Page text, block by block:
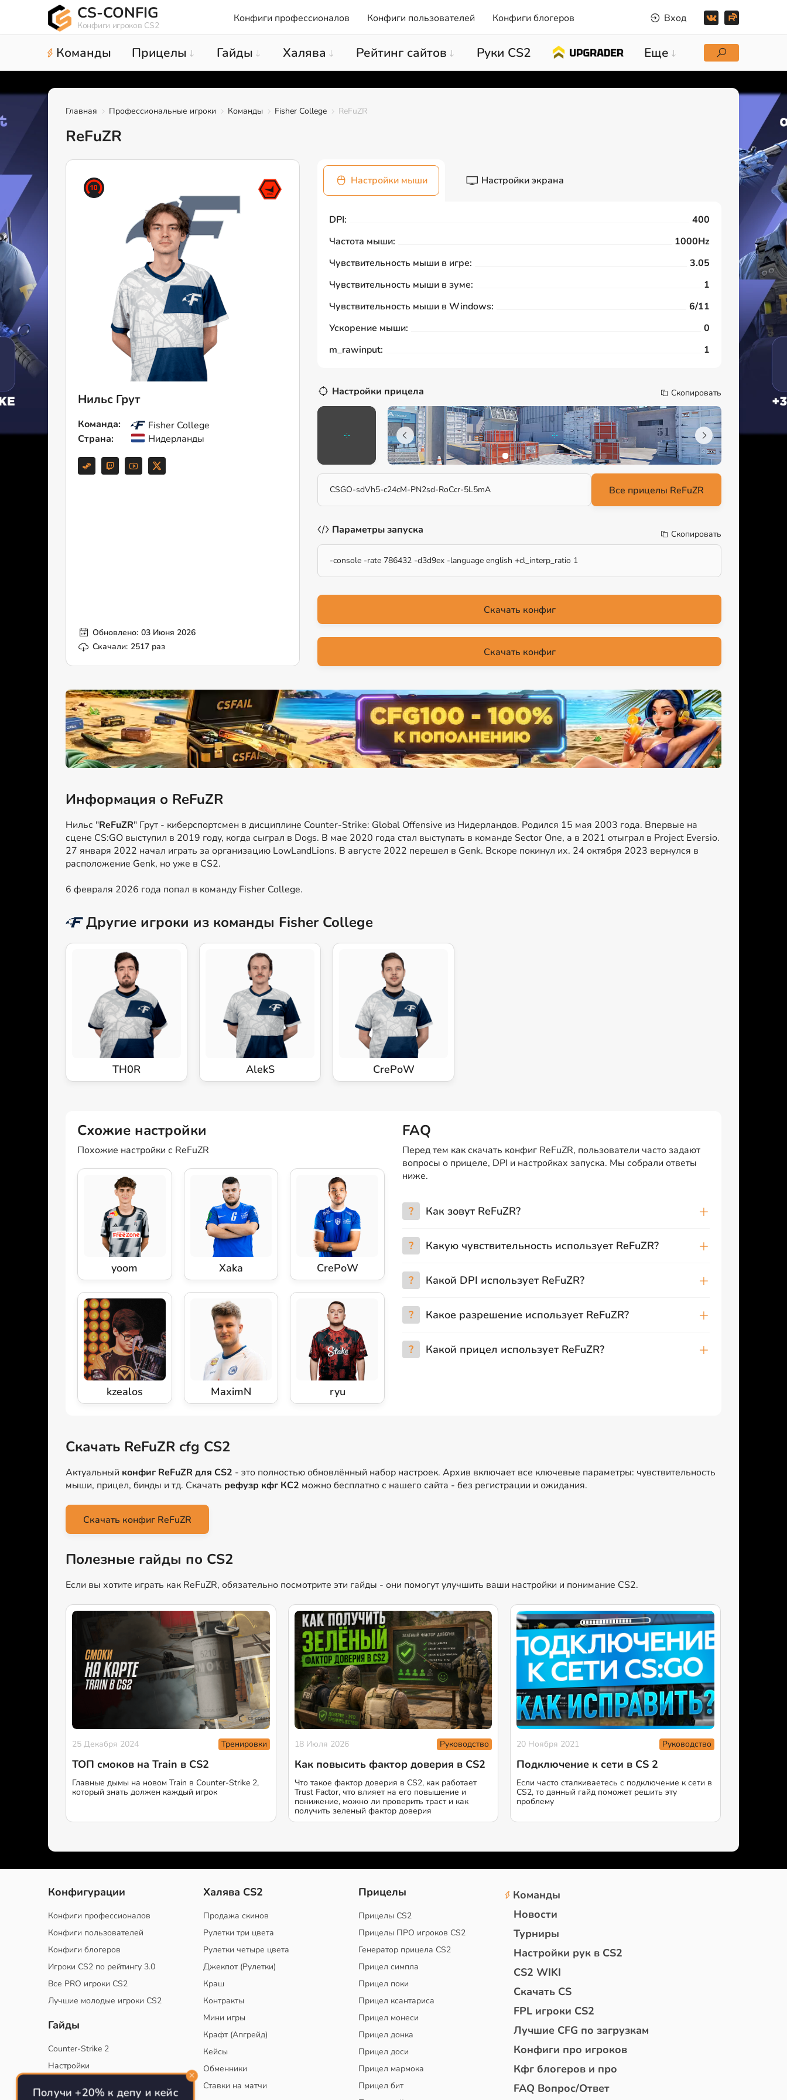
CS-CONFIG
Конфиги игроков CS2
Конфиги профессионалов Конфиги пользователей Конфиги блогеров Вход
Команды Прицелы Гайды Халява Рейтинг сайтов Руки CS2 Еще
Главная Профессиональные игроки Команды Fisher College ReFuZR
ReFuZR
Нильс Грут
Команда:
Fisher College
Страна:
Нидерланды
Обновлено: 03 Июня 2026
Скачали: 2517 раз
Настройки мыши Настройки экрана
DPI:
400
Частота мыши:
1000Hz
Чувствительность мыши в игре:
3.05
Чувствительность мыши в зуме:
1
Чувствительность мыши в Windows:
6/11
Ускорение мыши:
0
m_rawinput:
1
Настройки прицела Скопировать
CSGO-sdVh5-c24cM-PN2sd-RoCcr-5L5mA
Параметры запуска Скопировать
-console -rate 786432 -d3d9ex -language english +cl_interp_ratio 1
Скачать конфиг
Скачать конфиг
Информация о ReFuZR
Нильс "ReFuZR" Грут - киберспортсмен в дисциплине Counter-Strike: Global Offensive из Нидерландов. Родился 15 мая 2003 года. Впервые на
сцене CS:GO выступил в 2019 году, когда сыграл в Dogs. В мае 2020 года стал выступать в команде Sector One, а в 2021 отыграл в Project Eversio.
27 января 2022 начал играть за организацию LowLandLions. В августе 2022 перешел в Genk. Вскоре покинул их. 24 октября 2023 вернулся в
расположение Genk, но уже в CS2.
6 февраля 2026 года попал в команду Fisher College.
Другие игроки из команды Fisher College
TH0R AlekS CrePoW
Схожие настройки
Похожие настройки с ReFuZR
yoom Xaka CrePoW
kzealos MaximN ryu
FAQ
Перед тем как скачать конфиг ReFuZR, пользователи часто задают
вопросы о прицеле, DPI и настройках запуска. Мы собрали ответы
ниже.
? Как зовут ReFuZR?
? Какую чувствительность использует ReFuZR?
? Какой DPI использует ReFuZR?
? Какое разрешение использует ReFuZR?
? Какой прицел использует ReFuZR?
Скачать ReFuZR cfg CS2
Актуальный конфиг ReFuZR для CS2 - это полностью обновлённый набор настроек. Архив включает все ключевые параметры: чувствительность
мыши, прицел, бинды и тд. Скачать рефузр кфг КС2 можно бесплатно с нашего сайта - без регистрации и ожидания.
Скачать конфиг ReFuZR
Полезные гайды по CS2
Если вы хотите играть как ReFuZR, обязательно посмотрите эти гайды - они помогут улучшить ваши настройки и понимание CS2.
25 Декабря 2024 Тренировки
ТОП смоков на Train в CS2
Главные дымы на новом Train в Counter-Strike 2,
который знать должен каждый игрок
18 Июля 2026 Руководство
Как повысить фактор доверия в CS2
Что такое фактор доверия в CS2, как работает
Trust Factor, что влияет на его повышение и
понижение, можно ли проверить траст и как
получить зеленый фактор доверия
20 Ноября 2021 Руководство
Подключение к сети в CS 2
Если часто сталкиваетесь с подключение к сети в
CS2, то данный гайд поможет решить эту
проблему
Конфигурации
Конфиги профессионалов
Конфиги пользователей
Конфиги блогеров
Игроки CS2 по рейтингу 3.0
Все PRO игроки CS2
Лучшие молодые игроки CS2
Гайды
Counter-Strike 2
Настройки
Халява CS2
Продажа скинов
Рулетки три цвета
Рулетки четыре цвета
Джекпот (Рулетки)
Краш
Контракты
Мини игры
Крафт (Апгрейд)
Кейсы
Обменники
Ставки на матчи
Прицелы
Прицелы CS2
Прицелы ПРО игроков CS2
Генератор прицела CS2
Прицел симпла
Прицел поки
Прицел ксантариса
Прицел монеси
Прицел донка
Прицел доси
Прицел мармока
Прицел бит
Команды
Новости
Турниры
Настройки рук в CS2
CS2 WIKI
Скачать CS
FPL игроки CS2
Лучшие CFG по загрузкам
Конфиги про игроков
Кфг блогеров и про
FAQ Вопрос/Ответ
Получи +20% к депу и кейс